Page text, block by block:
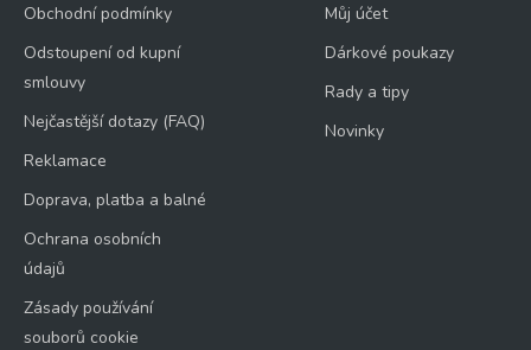
Obchodní podmínky
Odstoupení od kupní
smlouvy
Nejčastější dotazy (FAQ)
Reklamace
Doprava, platba a balné
Ochrana osobních
údajů
Zásady používání
souborů cookie
Můj účet
Dárkové poukazy
Rady a tipy
Novinky